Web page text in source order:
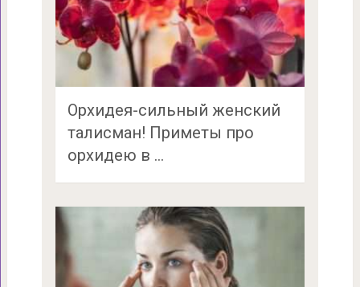
Орхидея-сильный женский
талисман! Приметы про
орхидею в …